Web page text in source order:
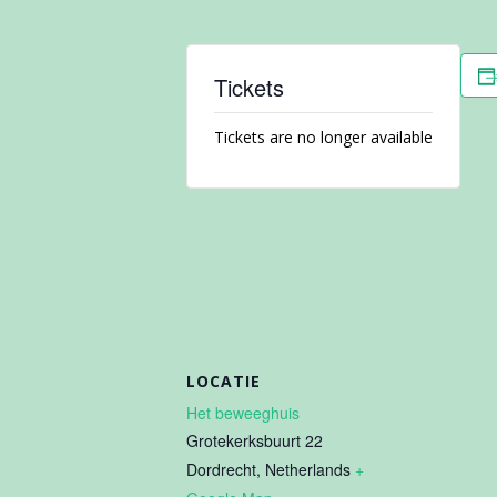
Tickets
Tickets are no longer available
LOCATIE
Het beweeghuis
Grotekerksbuurt 22
Dordrecht, Netherlands +